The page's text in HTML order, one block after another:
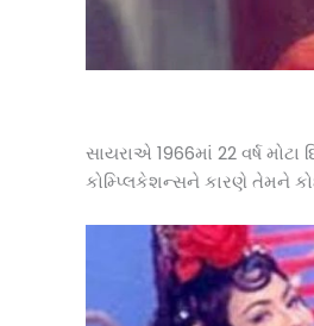
સાયરાએ 1966માં 22 વર્ષ
કોમ્પ્લિકેશન્સને કારણે તેમને